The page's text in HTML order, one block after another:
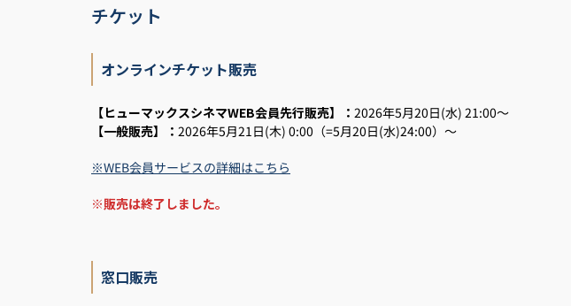
チケット
オンラインチケット販売
【ヒューマックスシネマWEB会員先行販売】： 2026年5月20日(水) 21:00～
【一般販売】： 2026年5月21日(木) 0:00（=5月20日(水)24:00）～
※WEB会員サービスの詳細はこちら
※販売は終了しました。
窓口販売